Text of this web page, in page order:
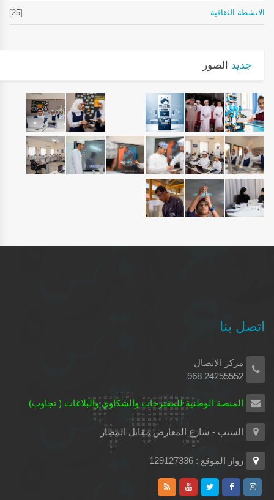
الانشطة الثقافية [25]
جديد الصور
اتصل بنا
مركز الاتصال
24255552 968
المنصة الوطنية للمقترحات والشكاوي والبلاغات ( تجاوب)
السيب - شارع المعارض مقابل المطار
زوار الموقع : 129127336